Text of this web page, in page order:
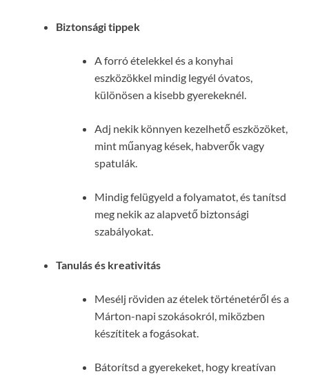
Biztonsági tippek
A forró ételekkel és a konyhai
eszközökkel mindig legyél óvatos,
különösen a kisebb gyerekeknél.
Adj nekik könnyen kezelhető eszközöket,
mint műanyag kések, habverők vagy
spatulák.
Mindig felügyeld a folyamatot, és tanítsd
meg nekik az alapvető biztonsági
szabályokat.
Tanulás és kreativitás
Mesélj röviden az ételek történetéről és a
Márton-napi szokásokról, miközben
készítitek a fogásokat.
Bátorítsd a gyerekeket, hogy kreatívan